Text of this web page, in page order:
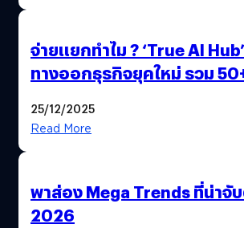
จ่ายแยกทำไม ? ‘True AI Hub’
ทางออกธุรกิจยุคใหม่ รวม 50+
25/12/2025
Read More
พาส่อง Mega Trends ที่น่าจั
2026